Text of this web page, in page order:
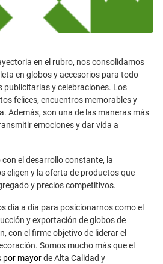
en el rubro, nos consolidamos
en globos y accesorios para todo
publicitarias y celebraciones. Los
felices, encuentros memorables y
Además, son una de las maneras más
emociones y dar vida a
el desarrollo constante, la
eligen y la oferta de productos que
y precios competitivos.
día a día para posicionarnos como el
y exportación de globos de
con el firme objetivo de liderar el
Somos mucho más que el
por mayorde Alta Calidad y